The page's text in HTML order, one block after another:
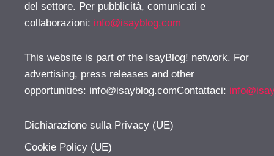
del settore. Per pubblicità, comunicati e
collaborazioni: info@isayblog.com
This website is part of the IsayBlog! network. For
advertising, press releases and other
opportunities: info@isayblog.comContattaci:
Dichiarazione sulla Privacy (UE)
Cookie Policy (UE)